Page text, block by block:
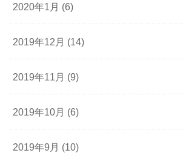
2020年1月 (6)
2019年12月 (14)
2019年11月 (9)
2019年10月 (6)
2019年9月 (10)